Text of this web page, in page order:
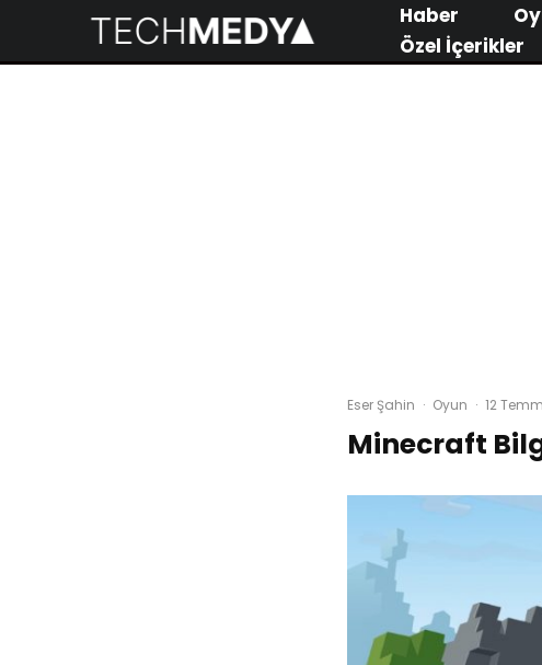
Haber
Özel İçerikler
Eser Şahin · Oyun · 12
Minecraft